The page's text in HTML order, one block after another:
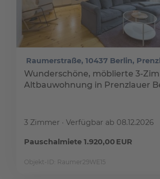
Raumerstraße, 10437 Berlin,
Wunderschöne, möblierte 3-
Altbauwohnung in Prenzlauer
3 Zimmer Verfügbar ab 08.12.2026
Pauschalmiete 1.920,00 EUR
Objekt-ID: Raumer29WE15